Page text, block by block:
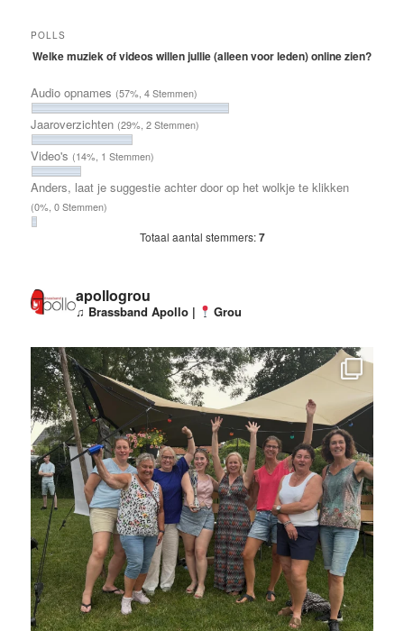
POLLS
Welke muziek of videos willen jullie (alleen voor leden) online zien?
Audio opnames (57%, 4 Stemmen)
Jaaroverzichten (29%, 2 Stemmen)
Video's (14%, 1 Stemmen)
Anders, laat je suggestie achter door op het wolkje te klikken
(0%, 0 Stemmen)
Totaal aantal stemmers:7
apollogrou
♫ Brassband Apollo | Grou